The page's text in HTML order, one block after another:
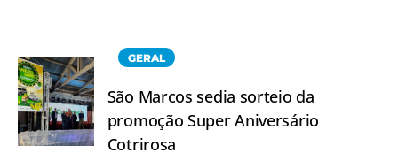
GERAL
São Marcos sedia sorteio da
promoção Super Aniversário
Cotrirosa